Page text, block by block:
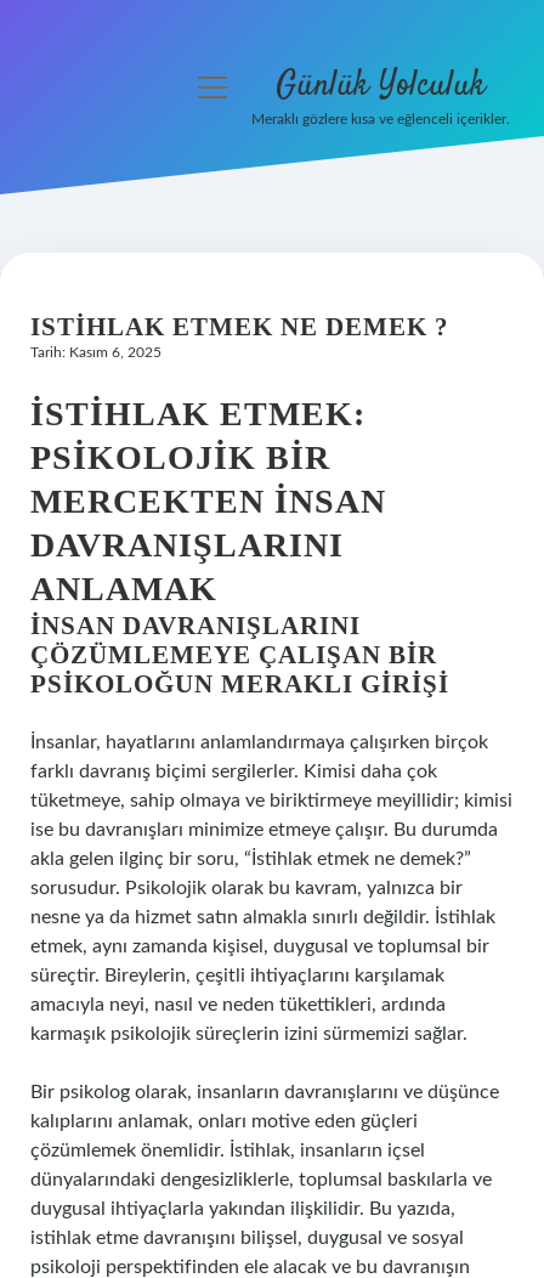
Hakkımızda
menüyü
Günlük Yolculuk
Meraklı gözlere kısa ve eğlenceli içerikler.
ISTIHLAK ETMEK NE DEMEK ?
Tarih: Kasım 6, 2025
İSTIHLAK ETMEK:
PSIKOLOJIK BIR
MERCEKTEN İNSAN
DAVRANIŞLARINI
ANLAMAK
İNSAN DAVRANIŞLARINI
ÇÖZÜMLEMEYE ÇALIŞAN BIR
PSIKOLOĞUN MERAKLI GIRIŞI
İnsanlar, hayatlarını anlamlandırmaya çalışırken birçok
farklı davranış biçimi sergilerler. Kimisi daha çok
tüketmeye, sahip olmaya ve biriktirmeye meyillidir; kimisi
ise bu davranışları minimize etmeye çalışır. Bu durumda
akla gelen ilginç bir soru, “İstihlak etmek ne demek?”
sorusudur. Psikolojik olarak bu kavram, yalnızca bir
nesne ya da hizmet satın almakla sınırlı değildir. İstihlak
etmek, aynı zamanda kişisel, duygusal ve toplumsal bir
süreçtir. Bireylerin, çeşitli ihtiyaçlarını karşılamak
amacıyla neyi, nasıl ve neden tükettikleri, ardında
karmaşık psikolojik süreçlerin izini sürmemizi sağlar.
Bir psikolog olarak, insanların davranışlarını ve düşünce
kalıplarını anlamak, onları motive eden güçleri
çözümlemek önemlidir. İstihlak, insanların içsel
dünyalarındaki dengesizliklerle, toplumsal baskılarla ve
duygusal ihtiyaçlarla yakından ilişkilidir. Bu yazıda,
istihlak etme davranışını bilişsel, duygusal ve sosyal
psikoloji perspektifinden ele alacak ve bu davranışın